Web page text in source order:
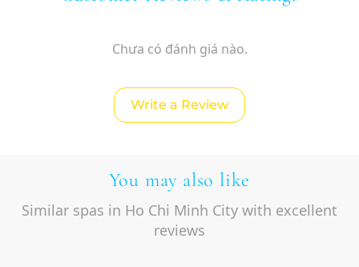
Chưa có đánh giá nào.
Write a Review
You may also like
Similar spas in Ho Chi Minh City with excellent
reviews